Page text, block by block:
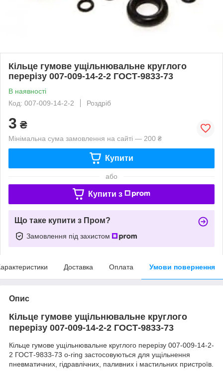
Кільце гумове ущільнювальне круглого
перерізу 007-009-14-2-2 ГОСТ-9833-73
В наявності
Код: 007-009-14-2-2
Роздріб
3 ₴
Мінімальна сума замовлення на сайті — 200 ₴
Купити
або
Купити з
Що таке купити з Пром?
Замовлення під захистом
Доставка Оплата Умови повернення
Опис
Кільце гумове ущільнювальне круглого
перерізу 007-009-14-2-2 ГОСТ-9833-73
Кільце гумове ущільнювальне круглого перерізу 007-009-14-2-
2 ГОСТ-9833-73 o-ring застосовуються для ущільнення
пневматичних, гідравлічних, паливних і мастильних пристроїв.